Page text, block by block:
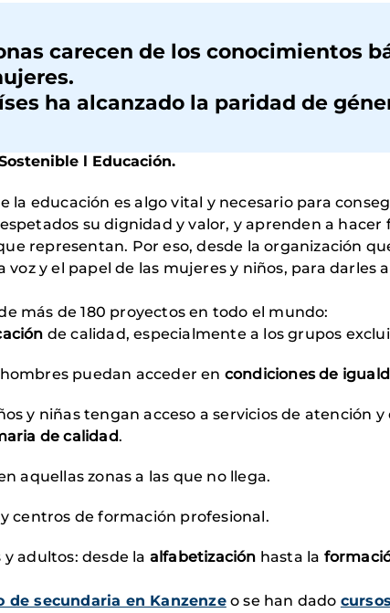
carecen de los conocimientos
ha alcanzado la paridad de
l Educación.
la educación es algo vital y necesario para
su dignidad y valor, y aprenden a
representan. Por eso, desde la organización
voz y el papel de las mujeres y niños, para
más de 180 proyectos en todo el mundo:
de calidad, especialmente a los grupos
puedan acceder en condiciones de
y niñas tengan acceso a servicios de atención
de calidad.
aquellas zonas a las que no llega.
centros de formación profesional.
adultos: desde la alfabetización hasta la
de secundaria en Kanzenzeo se han dado